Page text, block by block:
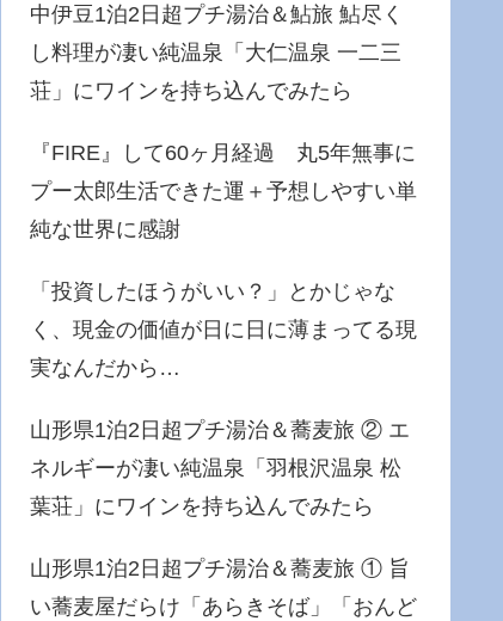
中伊豆1泊2日超プチ湯治＆鮎旅 鮎尽く
し料理が凄い純温泉「大仁温泉 一二三
荘」にワインを持ち込んでみたら
『FIRE』して60ヶ月経過 丸5年無事に
プー太郎生活できた運＋予想しやすい単
純な世界に感謝
「投資したほうがいい？」とかじゃな
く、現金の価値が日に日に薄まってる現
実なんだから…
山形県1泊2日超プチ湯治＆蕎麦旅 ② エ
ネルギーが凄い純温泉「羽根沢温泉 松
葉荘」にワインを持ち込んでみたら
山形県1泊2日超プチ湯治＆蕎麦旅 ① 旨
い蕎麦屋だらけ「あらきそば」「おんど